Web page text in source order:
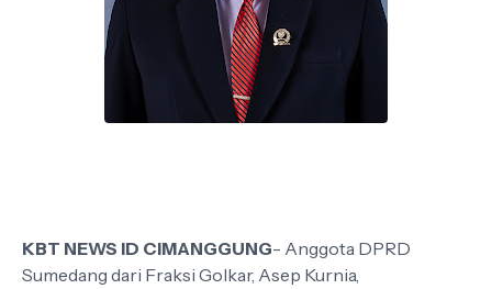
KBT NEWS ID CIMANGGUNG- Anggota DPRD
Sumedang dari Fraksi Golkar, Asep Kurnia,